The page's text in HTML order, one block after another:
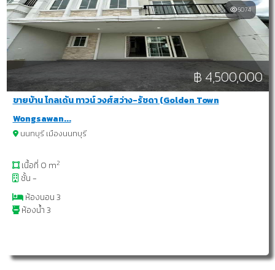
5074
฿ 4,500,000
ขายบ้าน โกลเด้น ทาวน์ วงศ์สว่าง-รัชดา (Golden Town
Wongsawan...
นนทบุรี เมืองนนทบุรี
เนื้อที่ 0 m2
ชั้น -
ห้องนอน 3
ห้องน้ำ 3